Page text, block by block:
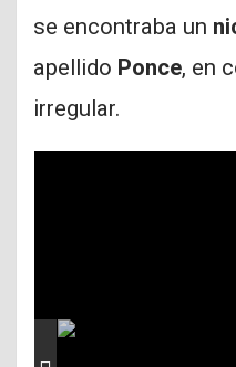
se encontraba un
apellido Ponce, en
irregular.